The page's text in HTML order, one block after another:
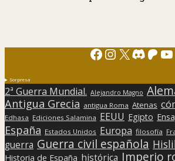
Facebook
Instagram
X
Sorpresa
2ª Guerra Mundial. Alejandro Magno
Antigua Grecia antigua Roma Atenas
Edhasa Ediciones Salamina EEUU Egipto
España Estados Unidos Europa filosofía
guerra Guerra civil española
Historia de España histórica Imperio